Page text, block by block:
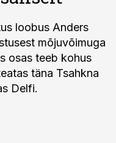
loobus Anders
mõjuvõimuga
osas teeb kohus
täna Tsahkna
Delfi.